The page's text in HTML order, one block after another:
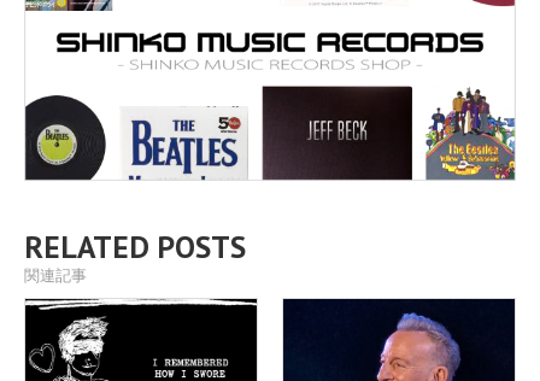
RELATED POSTS
関連記事